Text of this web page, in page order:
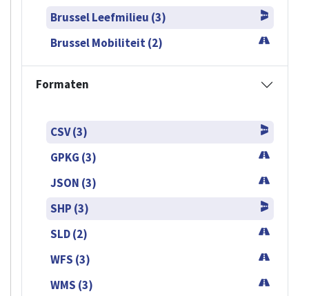
Brussel Leefmilieu (3)
Brussel Mobiliteit (2)
Formaten
CSV (3)
GPKG (3)
JSON (3)
SHP (3)
SLD (2)
WFS (3)
WMS (3)